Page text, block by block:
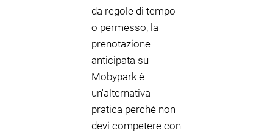
da regole di tempo
o permesso, la
prenotazione
anticipata su
Mobypark è
un'alternativa
pratica perché non
devi competere con